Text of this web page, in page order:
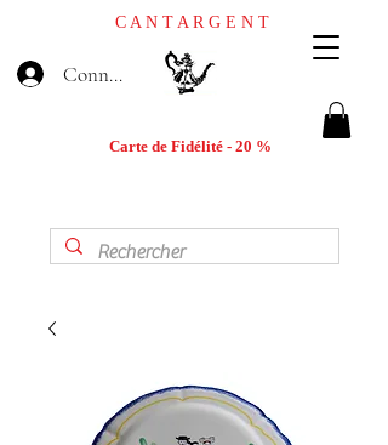
C A N T A R G E N T
Connexion
Carte de Fidélité - 20 %